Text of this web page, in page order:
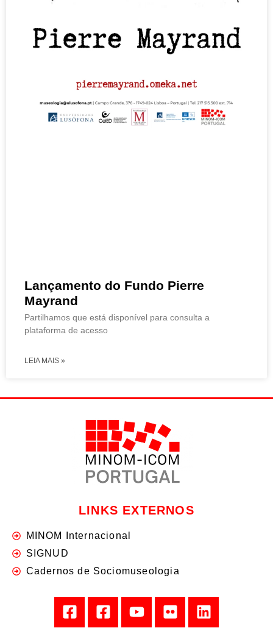
Lançamento do Fundo Pierre
Mayrand
Partilhamos que está disponível para consulta a
plataforma de acesso
LEIA MAIS »
LINKS EXTERNOS
MINOM Internacional
SIGNUD
Cadernos de Sociomuseologia